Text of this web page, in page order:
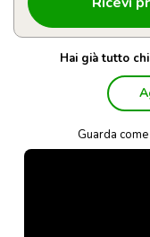
Hai già tutto
Guarda